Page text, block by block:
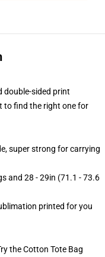
double-sided print
to find the right one for
super strong for carrying
and 28 - 29in (71.1 - 73.6
printed for you
the Cotton Tote Bag